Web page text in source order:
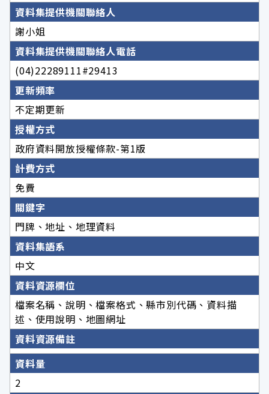
資料集提供機關聯絡人
謝小姐
資料集提供機關聯絡人電話
(04)22289111#29413
更新頻率
不定期更新
授權方式
政府資料開放授權條款-第1版
計費方式
免費
關鍵字
門牌、地址、地理資料
資料集語系
中文
資料資源欄位
檔案名稱、說明、檔案格式、縣市別代碼、資料描
述、使用說明、地圖網址
資料資源備註
資料量
2